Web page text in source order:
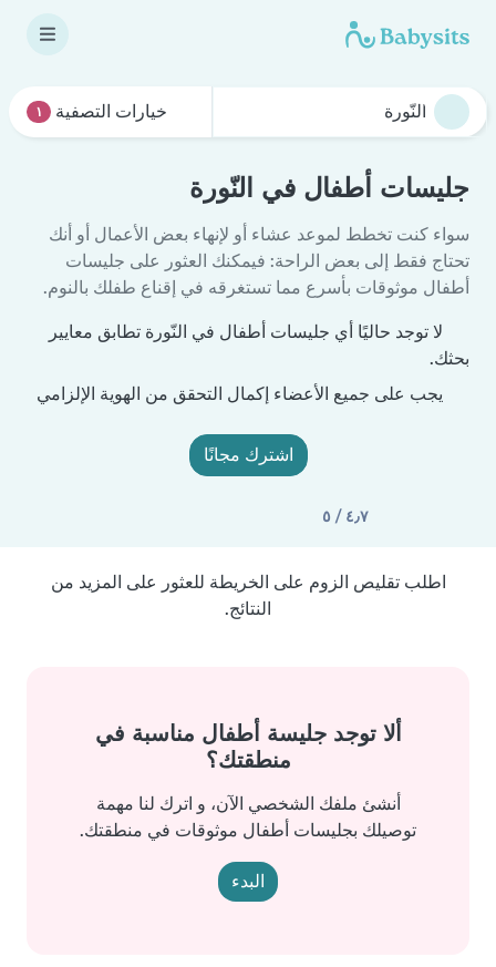
خيارات التصفية ١
جليسات أطفال في النّورة
سواء كنت تخطط لموعد عشاء أو لإنهاء بعض الأعمال أو أنك
تحتاج فقط إلى بعض الراحة: فيمكنك العثور على جليسات
أطفال موثوقات بأسرع مما تستغرقه في إقناع طفلك بالنوم.
لا توجد حاليًا أي جليسات أطفال في النّورة تطابق معايير
بحثك.
يجب على جميع الأعضاء إكمال التحقق من الهوية الإلزامي
اشترك مجانًا
٤٫٧ / ٥
اطلب تقليص الزوم على الخريطة للعثور على المزيد من
النتائج.
ألا توجد جليسة أطفال مناسبة في
منطقتك؟
أنشئ ملفك الشخصي الآن، و اترك لنا مهمة
توصيلك بجليسات أطفال موثوقات في منطقتك.
البدء